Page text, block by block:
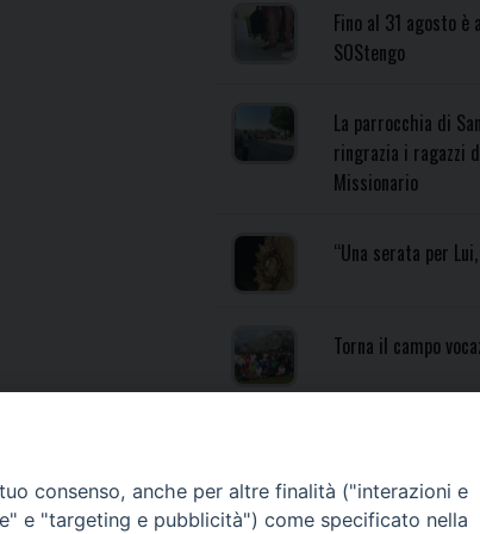
Fino al 31 agosto è
SOStengo
La parrocchia di
ringrazia i ragazzi
Missionario
“Una serata per
Torna il campo
consenso, anche per altre finalità ("interazioni e
e "targeting e pubblicità") come specificato nella